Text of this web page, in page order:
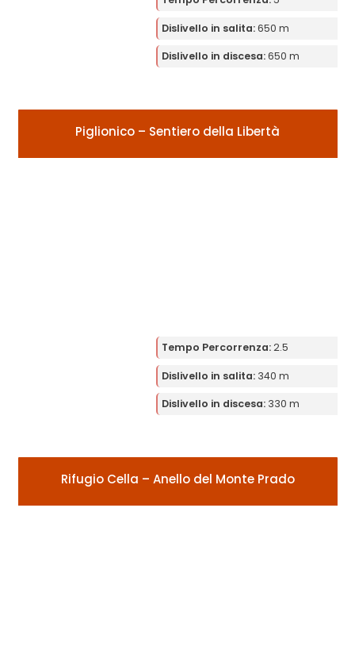
Dislivello in salita:650 m
Dislivello in discesa:650 m
Piglionico – Sentiero della Libertà
Tempo Percorrenza:2.5
Dislivello in salita: 340 m
Dislivello in discesa: 330 m
Rifugio Cella – Anello del Monte Prado